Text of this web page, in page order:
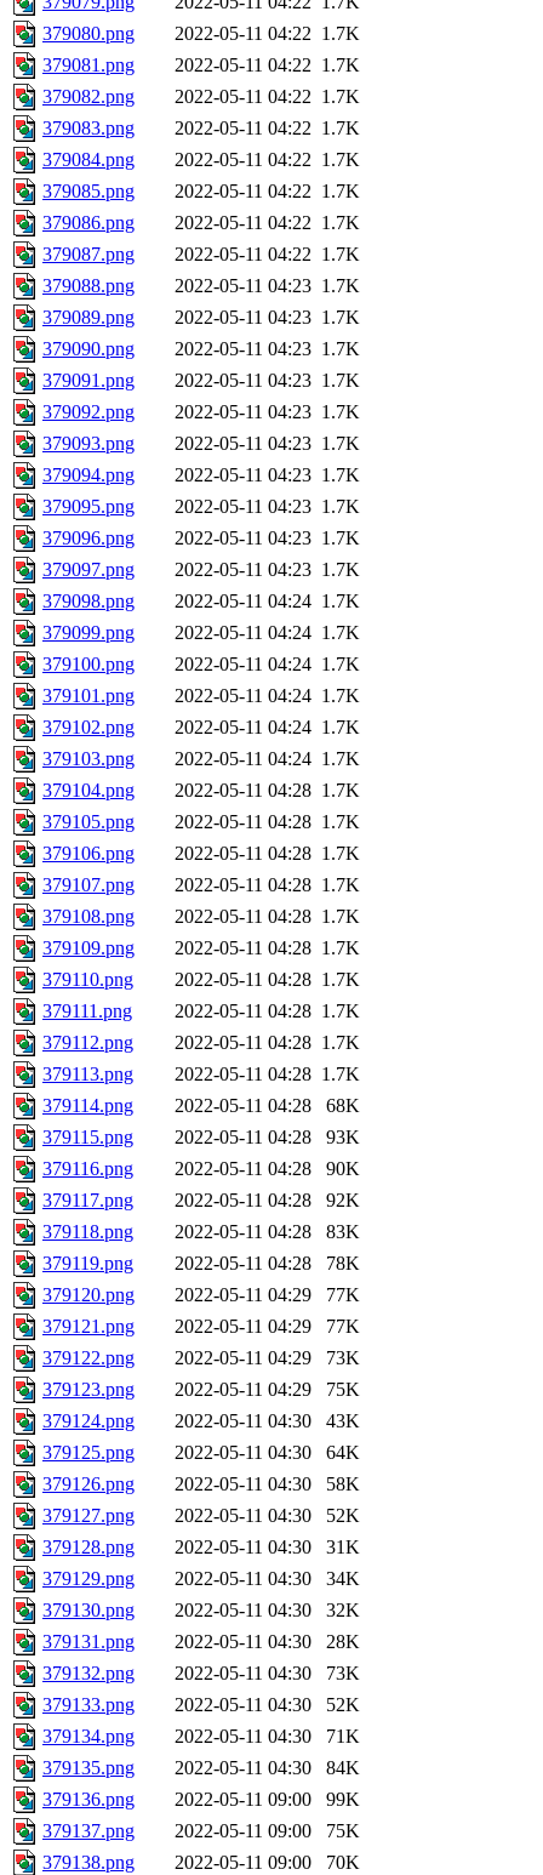
379080.png
2022-05-11 04:22 1.7K
379081.png
2022-05-11 04:22 1.7K
379082.png
2022-05-11 04:22 1.7K
379083.png
2022-05-11 04:22 1.7K
379084.png
2022-05-11 04:22 1.7K
379085.png
2022-05-11 04:22 1.7K
379086.png
2022-05-11 04:22 1.7K
379087.png
2022-05-11 04:22 1.7K
379088.png
2022-05-11 04:23 1.7K
379089.png
2022-05-11 04:23 1.7K
379090.png
2022-05-11 04:23 1.7K
379091.png
2022-05-11 04:23 1.7K
379092.png
2022-05-11 04:23 1.7K
379093.png
2022-05-11 04:23 1.7K
379094.png
2022-05-11 04:23 1.7K
379095.png
2022-05-11 04:23 1.7K
379096.png
2022-05-11 04:23 1.7K
379097.png
2022-05-11 04:23 1.7K
379098.png
2022-05-11 04:24 1.7K
379099.png
2022-05-11 04:24 1.7K
379100.png
2022-05-11 04:24 1.7K
379101.png
2022-05-11 04:24 1.7K
379102.png
2022-05-11 04:24 1.7K
379103.png
2022-05-11 04:24 1.7K
379104.png
2022-05-11 04:28 1.7K
379105.png
2022-05-11 04:28 1.7K
379106.png
2022-05-11 04:28 1.7K
379107.png
2022-05-11 04:28 1.7K
379108.png
2022-05-11 04:28 1.7K
379109.png
2022-05-11 04:28 1.7K
379110.png
2022-05-11 04:28 1.7K
379111.png
2022-05-11 04:28 1.7K
379112.png
2022-05-11 04:28 1.7K
379113.png
2022-05-11 04:28 1.7K
379114.png
2022-05-11 04:28
68K
379115.png
2022-05-11 04:28
93K
379116.png
2022-05-11 04:28
90K
379117.png
2022-05-11 04:28
92K
379118.png
2022-05-11 04:28
83K
379119.png
2022-05-11 04:28
78K
379120.png
2022-05-11 04:29
77K
379121.png
2022-05-11 04:29
77K
379122.png
2022-05-11 04:29
73K
379123.png
2022-05-11 04:29
75K
379124.png
2022-05-11 04:30
43K
379125.png
2022-05-11 04:30
64K
379126.png
2022-05-11 04:30
58K
379127.png
2022-05-11 04:30
52K
379128.png
2022-05-11 04:30
31K
379129.png
2022-05-11 04:30
34K
379130.png
2022-05-11 04:30
32K
379131.png
2022-05-11 04:30
28K
379132.png
2022-05-11 04:30
73K
379133.png
2022-05-11 04:30
52K
379134.png
2022-05-11 04:30
71K
379135.png
2022-05-11 04:30
84K
379136.png
2022-05-11 09:00
99K
379137.png
2022-05-11 09:00
75K
379138.png
2022-05-11 09:00
70K